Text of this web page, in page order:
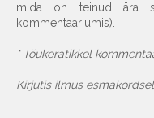
mida on teinud ära
kommentaariumis).
* Tõukeratikkel
Kirjutis ilmus